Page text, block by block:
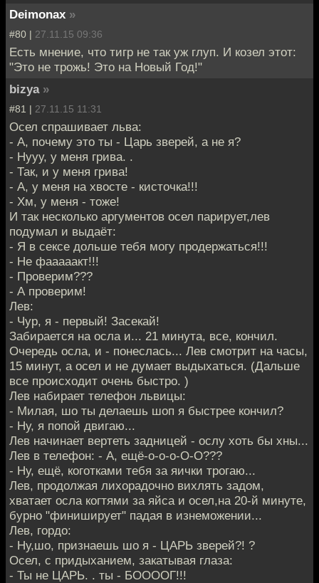
Deimonax »
#80 | 27.11.15 09:36
Есть мнение, что тигр не так уж глуп. И козел этот:
"Это не трожь! Это на Новый Год!"
bizya »
#81 | 27.11.15 11:31
Осел спрашивает льва:
- А, почему это ты - Царь зверей, а не я?
- Нууу, у меня грива. .
- Так, и у меня грива!
- А, у меня на хвосте - кисточка!!!
- Хм, у меня - тоже!
И так несколько аргументов осел парирует,лев
подумал и выдаёт:
- Я в сексе дольше тебя могу продержаться!!!
- Не фааааакт!!!
- Проверим???
- А проверим!
Лев:
- Чур, я - первый! Засекай!
Забирается на осла и... 21 минута, все, кончил.
Очередь осла, и - понеслась... Лев смотрит на часы,
15 минут, а осел и не думает выдыхаться. (Дальше
все происходит очень быстро. )
Лев набирает телефон львицы:
- Милая, шо ты делаешь шоп я быстрее кончил?
- Ну, я попой двигаю...
Лев начинает вертеть задницей - ослу хоть бы хны...
Лев в телефон: - А, ещё-о-о-о-О-О???
- Ну, ещё, коготками тебя за яички трогаю...
Лев, продолжая лихорадочно вихлять задом,
хватает осла когтями за яйса и осел,на 20-й минуте,
бурно "финиширует" падая в изнеможении...
Лев, гордо:
- Ну,шо, признаешь шо я - ЦАРЬ зверей?! ?
Осел, с придыханием, закатывая глаза:
- Ты не ЦАРЬ. . ты - БООООГ!!!